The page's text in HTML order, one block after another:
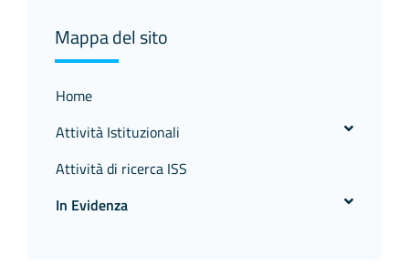
Mappa del sito
Home
Attività Istituzionali
Attività di ricerca ISS
In Evidenza